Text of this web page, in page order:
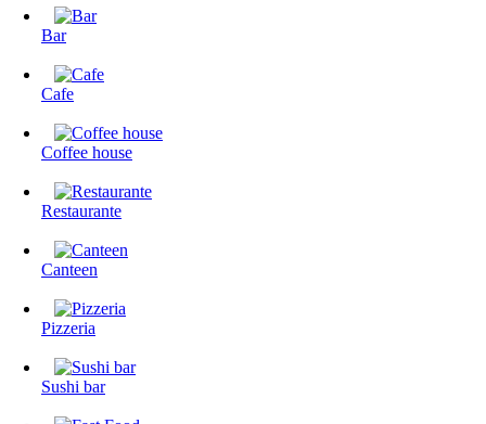
Bar
Cafe
Coffee house
Restaurante
Canteen
Pizzeria
Sushi bar